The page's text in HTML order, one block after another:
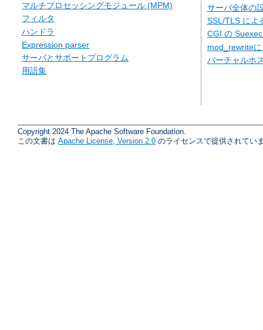
マルチプロセッシングモジュール (MPM)
フィルタ
ハンドラ
Expression parser
サーバとサポートプログラム
用語集
サーバ全体の
SSL/TLS によ
CGI の
mod_rewrite
バーチャルホ
Copyright 2024 The Apache Software Foundation.
この文書は Apache License, Version 2.0 のライセンスで提供されてい